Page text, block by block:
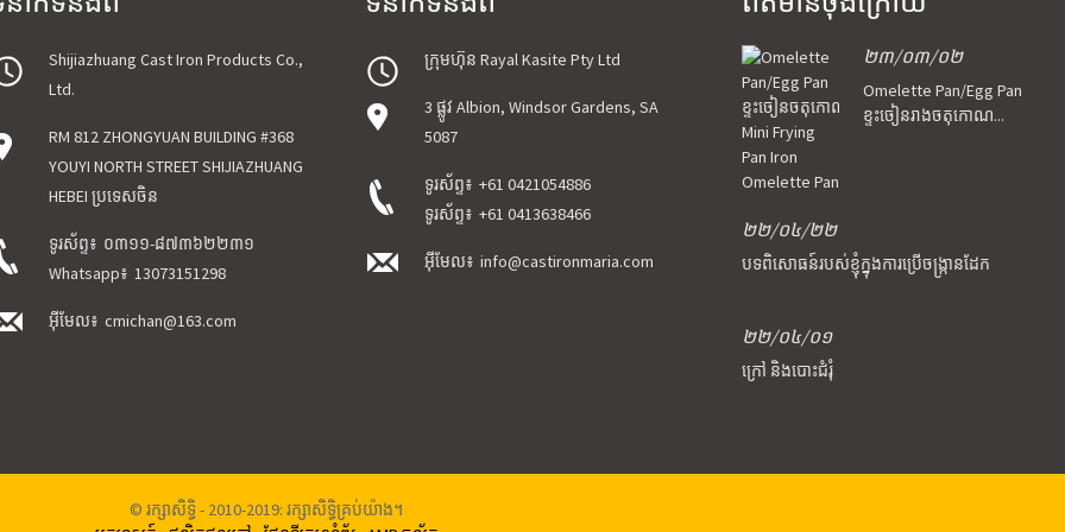
Shijiazhuang Cast Iron Products Co.,
Ltd.
RM 812 ZHONGYUAN BUILDING #368
YOUYI NORTH STREET SHIJIAZHUANG
HEBEI ប្រទេសចិន
ទូរស័ព្ទ៖ ០៣១១-៨៧៣៦២២៣១
Whatsapp៖ 13073151298
អ៊ីមែល៖ cmichan@163.com
ក្រុមហ៊ុន Rayal Kasite Pty Ltd
3 ផ្លូវ Albion, Windsor Gardens, SA
5087
ទូរស័ព្ទ៖ +61 0421054886
ទូរស័ព្ទ៖ +61 0413638466
អ៊ីមែល៖ info@castironmaria.com
២៣/០៣/០២
Omelette Pan/Egg Pan
ខ្ទះចៀនរាងចតុកោណ...
២២/០៤/២២
បទពិសោធន៍របស់ខ្ញុំក្នុងការប្រើចង្ក្រានដែក
២២/០៤/០១
ក្រៅ និងបោះជំរុំ
© រក្សាសិទ្ធិ - 2010-2019: រក្សាសិទ្ធិគ្រប់យ៉ាង។